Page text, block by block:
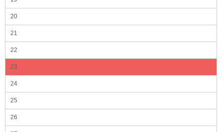
20
21
22
23
24
25
26